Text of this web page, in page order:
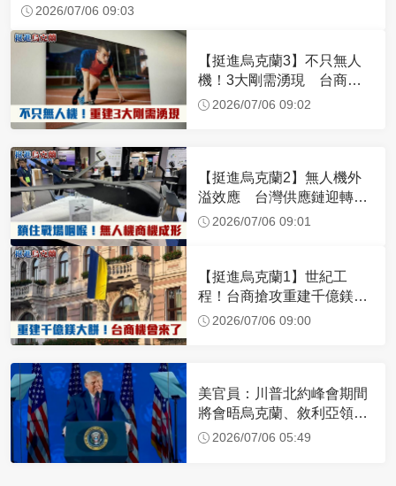
2026/07/06 09:03
【挺進烏克蘭3】不只無人
機！3大剛需湧現 台商深
化布局插旗東歐
2026/07/06 09:02
【挺進烏克蘭2】無人機外
溢效應 台灣供應鏈迎轉單
潮 2026/07/06 09:01
【挺進烏克蘭1】世紀工
程！台商搶攻重建千億鎂大
餅 2026/07/06 09:00
美官員：川普北約峰會期間
將會晤烏克蘭、敘利亞領導
人2026/07/06 05:49